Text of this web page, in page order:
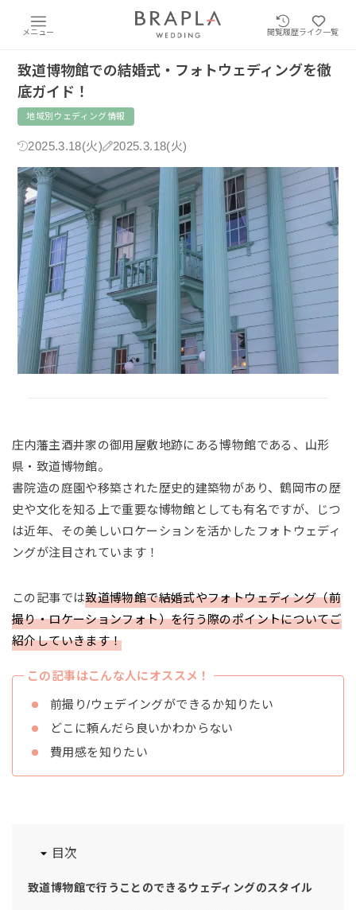
メニュー 閲覧履歴ライク一覧
致道博物館での結婚式・フォトウェディングを徹
底ガイド！
地域別ウェディング情報
2025.3.18(火) 2025.3.18(火)
庄内藩主酒井家の御用屋敷地跡にある博物館である、山形
県・致道博物館。
書院造の庭園や移築された歴史的建築物があり、鶴岡市の歴
史や文化を知る上で重要な博物館としても有名ですが、じつ
は近年、その美しいロケーションを活かしたフォトウェディ
ングが注目されています！
この記事では致道博物館で結婚式やフォトウェディング（前
撮り・ロケーションフォト）を行う際のポイントについてご
紹介していきます！
この記事はこんな人にオススメ！
前撮り/ウェデイングができるか知りたい
どこに頼んだら良いかわからない
費用感を知りたい
目次
致道博物館で行うことのできるウェディングのスタイル